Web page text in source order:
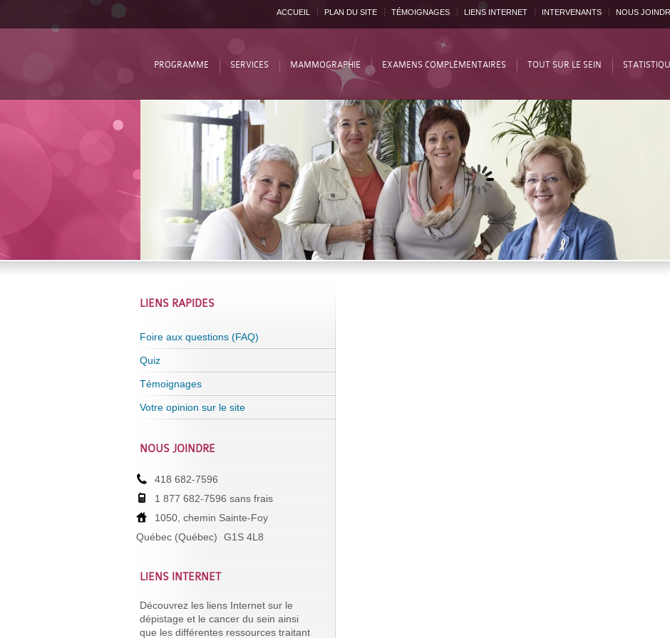
ACCUEIL PLAN DU SITE TÉMOIGNAGES LIENS INTERNET INTERVENANTS NOUS
PROGRAMME SERVICES MAMMOGRAPHIE EXAMENS COMPLÉMENTAIRES TOUT SUR LE SEIN
LIENS RAPIDES
Foire aux questions (FAQ)
Quiz
Témoignages
Votre opinion sur le site
NOUS JOINDRE
418 682-7596
1 877 682-7596 sans frais
1050, chemin Sainte-Foy
Québec (Québec)
G1S 4L8
LIENS INTERNET
Découvrez les liens Internet sur le
dépistage et le cancer du sein ainsi
que les différentes ressources traitant